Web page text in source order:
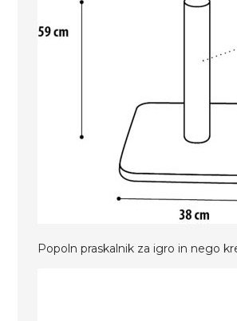
Popoln praskalnik za igro in nego